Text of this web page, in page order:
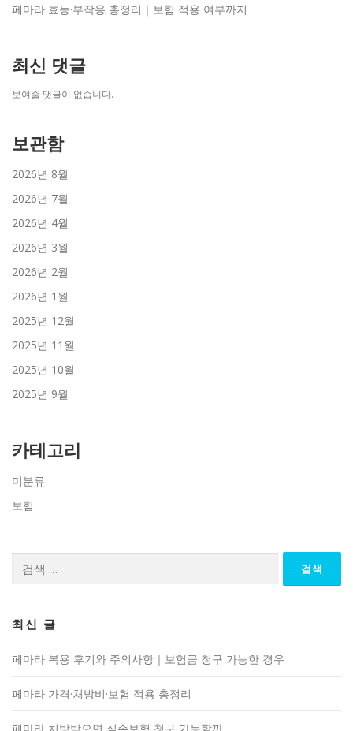
페마라 효능·부작용 총정리｜보험 적용 여부까지
최신 댓글
보여줄 댓글이 없습니다.
보관함
2026년 8월
2026년 7월
2026년 4월
2026년 3월
2026년 2월
2026년 1월
2025년 12월
2025년 11월
2025년 10월
2025년 9월
카테고리
미분류
보험
최신 글
페마라 복용 후기와 주의사항｜보험금 청구 가능한 경우
페마라 가격·처방비·보험 적용 총정리